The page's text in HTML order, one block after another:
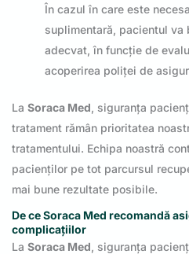
În cazul în care este
suplimentară, pacientul va
adecvat, în funcție de
acoperirea poliței de
La Soraca Med, siguranța
tratament rămân prioritatea
tratamentului. Echipa noastră
pacienților pe tot parcursul
mai bune rezultate posibile.
De ce Soraca Med recomandă
complicațiilor
La Soraca Med, siguranța